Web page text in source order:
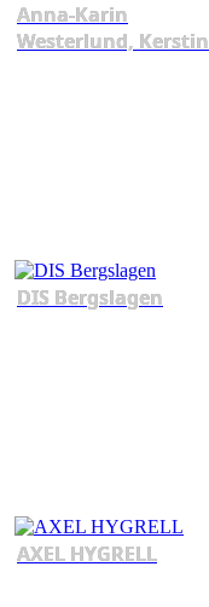
Anna-Karin
Westerlund, Kerstin
DIS Bergslagen
AXEL HYGRELL